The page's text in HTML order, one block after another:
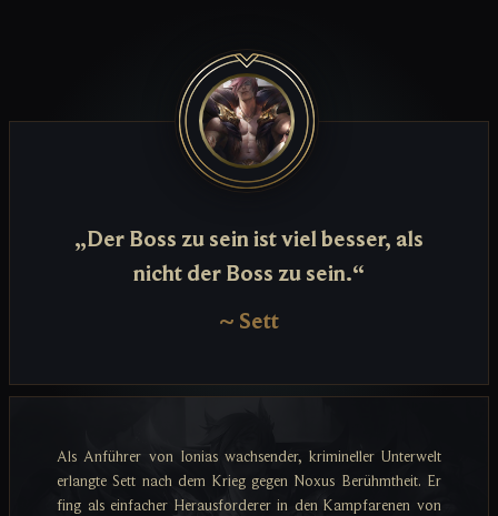
„Der Boss zu sein ist viel besser, als
nicht der Boss zu sein.“
~ Sett
Als Anführer von Ionias wachsender, krimineller Unterwelt
erlangte Sett nach dem Krieg gegen Noxus Berühmtheit. Er
fing als einfacher Herausforderer in den Kampfarenen von